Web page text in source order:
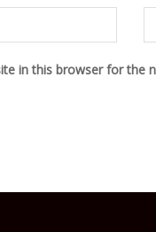
in this browser for the